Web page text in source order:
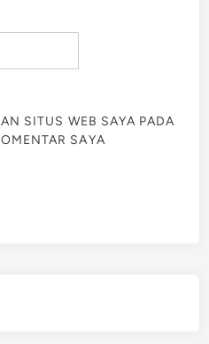
SITUS WEB SAYA PADA
SAYA